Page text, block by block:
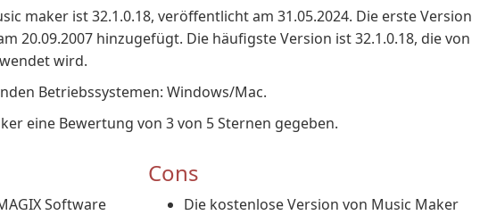
maker ist 32.1.0.18, veröffentlicht am 31.05.2024. Die erste Version
20.09.2007 hinzugefügt. Die häufigste Version ist 32.1.0.18, die von
wird.
Betriebssystemen: Windows/Mac.
eine Bewertung von 3 von 5 Sternen gegeben.
Software
Cons
Die kostenlose Version von Music Maker